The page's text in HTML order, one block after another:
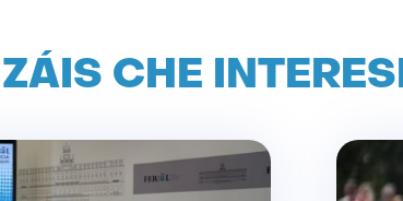
CHE